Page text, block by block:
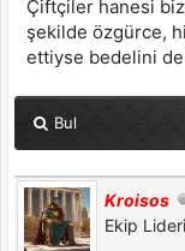
Çiftçiler hanesi
şekilde özgürce,
ettiyse bedelini
Bul
Kroisos
Ekip Lideri